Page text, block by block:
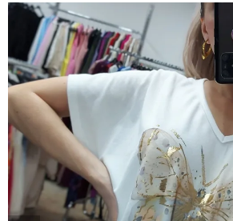
produktu
z
5
hviezdičiek.